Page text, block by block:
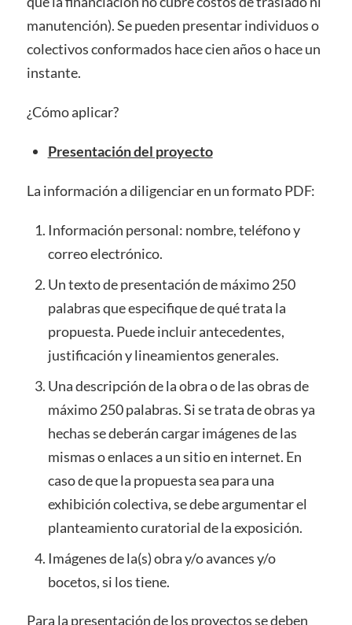
manutención). Se pueden presentar individuos o
colectivos conformados hace cien años o hace un
instante.
¿Cómo aplicar?
Presentación del proyecto
La información a diligenciar en un formato PDF:
Información personal: nombre, teléfono y
correo electrónico.
Un texto de presentación de máximo 250
palabras que especifique de qué trata la
propuesta. Puede incluir antecedentes,
justificación y lineamientos generales.
Una descripción de la obra o de las obras de
máximo 250 palabras. Si se trata de obras ya
hechas se deberán cargar imágenes de las
mismas o enlaces a un sitio en internet. En
caso de que la propuesta sea para una
exhibición colectiva, se debe argumentar el
planteamiento curatorial de la exposición.
Imágenes de la(s) obra y/o avances y/o
bocetos, si los tiene.
Para la presentación de los proyectos se deben